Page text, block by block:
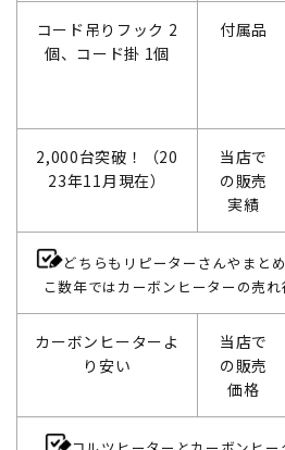
コード吊りフック 2
個、コード掛 1個
付属品
2,000台突破！（20
23年11月現在）
当店で
の販売
実績
どちらもリピーターさんやまと
こ数年ではカーボンヒーターの売れ
カーボンヒーターよ
り安い
当店で
の販売
価格